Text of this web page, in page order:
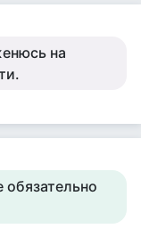
на
обязательно